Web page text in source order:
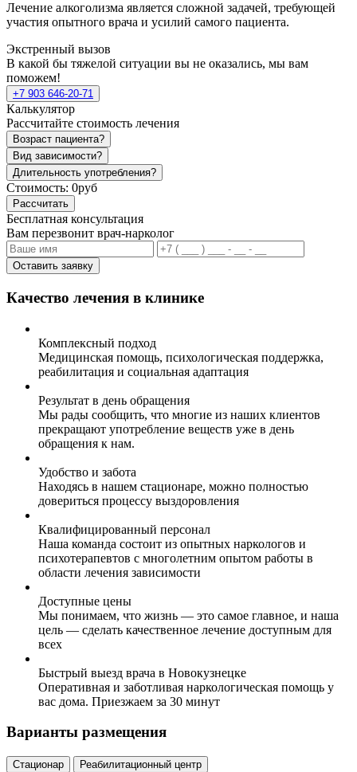
Лечение алкоголизма является сложной задачей, требующей
участия опытного врача и усилий самого пациента.
Экстренный вызов
В какой бы тяжелой ситуации вы не оказались, мы вам
поможем!
+7 903 646-20-71
Калькулятор
Рассчитайте стоимость лечения
Возраст пациента?
Вид зависимости?
Длительность употребления?
Стоимость: 0руб
Рассчитать
Бесплатная консультация
Вам перезвонит врач-нарколог
Оставить заявку
Качество лечения в клинике
Комплексный подход
Медицинская помощь, психологическая поддержка,
реабилитация и социальная адаптация
Результат в день обращения
Мы рады сообщить, что многие из наших клиентов
прекращают употребление веществ уже в день
обращения к нам.
Удобство и забота
Находясь в нашем стационаре, можно полностью
довериться процессу выздоровления
Квалифицированный персонал
Наша команда состоит из опытных наркологов и
психотерапевтов с многолетним опытом работы в
области лечения зависимости
Доступные цены
Мы понимаем, что жизнь — это самое главное, и наша
цель — сделать качественное лечение доступным для
всех
Быстрый выезд врача в Новокузнецке
Оперативная и заботливая наркологическая помощь у
вас дома. Приезжаем за 30 минут
Варианты размещения
Стационар Реабилитационный центр